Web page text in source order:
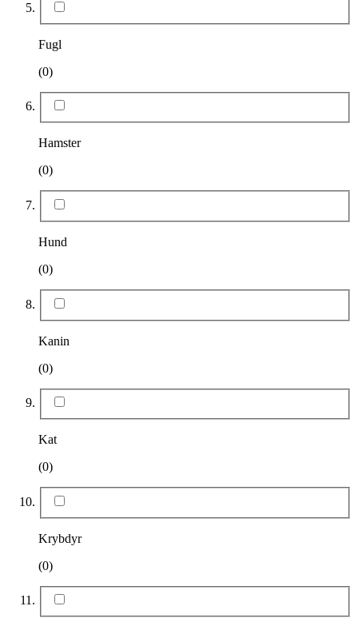
Fugl
(0)
Hamster
(0)
Hund
(0)
Kanin
(0)
Kat
(0)
Krybdyr
(0)